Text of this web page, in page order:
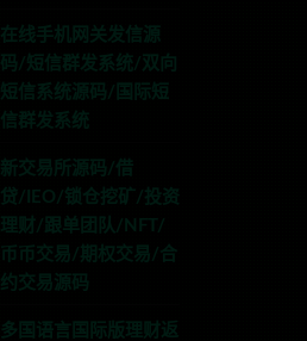
在线手机网关发信源
码/短信群发系统/双向
短信系统源码/国际短
信群发系统
新交易所源码/借
贷/IEO/锁仓挖矿/投资
理财/跟单团队/NFT/
币币交易/期权交易/合
约交易源码
多国语言国际版理财返